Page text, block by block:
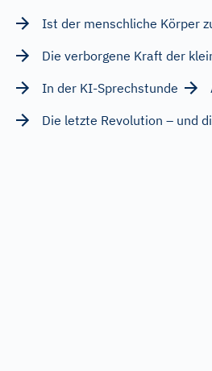
Ist der menschliche Körper
Die verborgene Kraft der
In der KI-Sprechstunde
Die letzte Revolution – und